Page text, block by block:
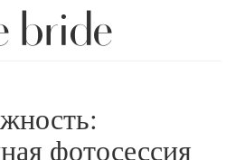
фотосессия